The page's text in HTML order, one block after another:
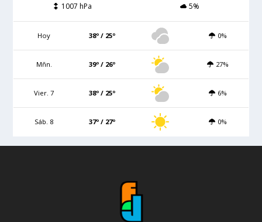
1007 hPa
5%
Hoy 38º / 25º 0%
Mñn. 39º / 26º 27%
Vier. 7 38º / 25º 6%
Sáb. 8 37º / 27º 0%